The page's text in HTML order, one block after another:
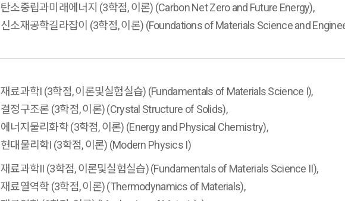
탄소중립과미래에너지 (3학점, 이론) (Carbon Net Zero and Future Energy),
신소재공학길라잡이 (3학점, 이론) (Foundations of Materials Science and
재료과학I (3학점, 이론및실험실습) (Fundamentals of Materials Science I),
결정구조론 (3학점, 이론) (Crystal Structure of Solids),
에너지물리화학 (3학점, 이론) (Energy and Physical Chemistry),
현대물리학I (3학점, 이론) (Modern Physics I)
재료과학II (3학점, 이론및실험실습) (Fundamentals of Materials Science II),
재료열역학 (3학점, 이론) (Thermodynamics of Materials),